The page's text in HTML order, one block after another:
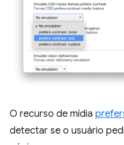
O recurso de mídia
detectar se o usuário